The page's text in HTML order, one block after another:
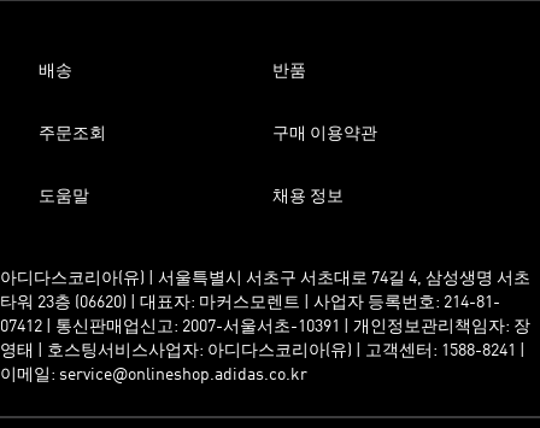
배송 반품
주문조회 구매 이용약관
도움말 채용 정보
아디다스코리아(유) | 서울특별시 서초구 서초대로 74길 4, 삼성생명 서초
타워 23층 (06620) | 대표자: 마커스모렌트 | 사업자 등록번호: 214-81-
07412 | 통신판매업신고: 2007-서울서초-10391 | 개인정보관리책임자: 장
영태 | 호스팅서비스사업자: 아디다스코리아(유) | 고객센터: 1588-8241 |
이메일: service@onlineshop.adidas.co.kr